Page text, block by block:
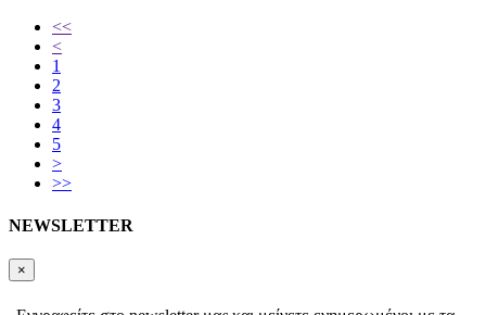
<<
<
1
2
3
4
5
>
>>
NEWSLETTER
×